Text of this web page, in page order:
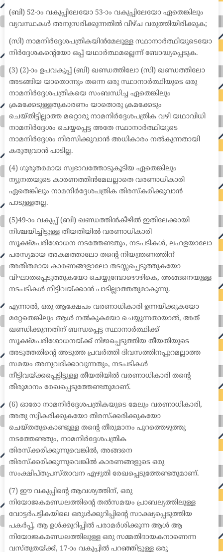
(ബി) 52-ാം വകുപ്പിലേയോ 53-ാം വകുപ്പിലേയോ ഏതെങ്കിലും
വ്യവസ്ഥകൾ അനുസരിക്കുന്നതിൽ വീഴ്ച വരുത്തിയിരിക്കുക;
(സി) നാമനിർദ്ദേശപത്രികയിൻമേലുള്ള സ്ഥാനാർത്ഥിയുടെയോ
നിർദ്ദേശകന്റെയോ ഒപ്പ് യഥാർത്ഥമല്ലെന്ന് ബോദ്ധ്യപ്പെടുക.
(3) (2)-ാം ഉപവകുപ്പ് (ബി) ഖണ്ഡത്തിലോ (സി) ഖണ്ഡത്തിലോ
അടങ്ങിയ യാതൊന്നും തന്നെ ഒരു സ്ഥാനാർത്ഥിയുടെ ഒരു
നാമനിർദ്ദേശപത്രികയെ സംബന്ധിച്ച ഏതെങ്കിലും
ക്രമക്കേടുള്ളതുകാരണം യാതൊരു ക്രമക്കേടും
ചെയ്തിട്ടില്ലാത്ത മറ്റൊരു നാമനിർദ്ദേശപത്രിക വഴി യഥാവിധി
നാമനിർദ്ദേശം ചെയ്യപ്പെട്ട അതേ സ്ഥാനാർത്ഥിയുടെ
നാമനിർദ്ദേശം നിരസിക്കുവാൻ അധികാരം നൽകുന്നതായി
കരുതുവാൻ പാടില്ല.
(4) ഗുരുതരമായ സ്വഭാവത്തോടുകൂടിയ ഏതെങ്കിലും
ന്യൂനതയുടെ കാരണത്തിൻമേലല്ലാതെ വരണാധികാരി
ഏതെങ്കിലും നാമനിർദ്ദേശപത്രിക തിരസ്കരിക്കുവാൻ
പാടുള്ളതല്ല.
(5)49-ാം വകുപ്പ് (ബി) ഖണ്ഡത്തിൻകീഴിൽ ഇതിലേക്കായി
നിശ്ചയിച്ചിട്ടുള്ള തീയതിയിൽ വരണാധികാരി
സൂക്ഷ്മപരിശോധന നടത്തേണ്ടതും, നടപടികൾ, ലഹളയാലോ
പരസ്യമായ അകമത്താലോ തന്റെ നിയന്ത്രണത്തിന്
അതീതമായ കാരണങ്ങളാലോ തടസ്സപ്പെടുത്തുകയോ
വിഘാതപ്പെടുത്തുകയോ ചെയ്യുമ്പോഴൊഴികെ, അങ്ങനെയുള്ള
നടപടികൾ നീട്ടിവയ്ക്കാൻ പാടില്ലാത്തതുമാകുന്നു.
എന്നാൽ, ഒരു ആക്ഷേപം വരണാധികാരി ഉന്നയിക്കുകയോ
മറ്റേതെങ്കിലും ആൾ നൽകുകയോ ചെയ്യുന്നതായാൽ, അത്
ഖണ്ഡിക്കുന്നതിന് ബന്ധപ്പെട്ട സ്ഥാനാർത്ഥിക്ക്
സൂക്ഷ്മപരിശോധനയ്ക്ക് നിജപ്പെടുത്തിയ തീയതിയുടെ
അടുത്തതിന്റെ അടുത്ത പ്രവർത്തി ദിവസത്തിനപ്പുറമല്ലാത്ത
സമയം അനുവദിക്കാവുന്നതും, നടപടികൾ
നീട്ടിവയ്ക്കപ്പെട്ടിട്ടുള്ള തീയതിയിൽ വരണാധികാരി തന്റെ
തീരുമാനം രേഖപ്പെടുത്തേണ്ടതുമാണ്.
(6) ഓരോ നാമനിർദ്ദേശപത്രികയുടെ മേലും വരണാധികാരി,
അതു സ്വീകരിക്കുകയോ തിരസ്ക്കരിക്കുകയോ
ചെയ്തതുകൊണ്ടുള്ള തന്റെ തീരുമാനം പുറത്തെഴുത്തു
നടത്തേണ്ടതും, നാമനിർദ്ദേശപത്രിക
തിരസ്ക്കരിക്കുന്നുവെങ്കിൽ, അങ്ങനെ
തിരസ്ക്കരിക്കുന്നുവെങ്കിൽ കാരണങ്ങളുടെ ഒരു
സംക്ഷിപ്തപ്രസ്താവന എഴുതി രേഖപ്പെടുത്തേണ്ടതുമാണ്.
(7) ഈ വകുപ്പിന്റെ ആവശ്യത്തിന്, ഒരു
നിയോജകമണ്ഡലത്തിന്റെ തൽസമയം പ്രാബല്യത്തിലുള്ള
വോട്ടർപട്ടികയിലെ ഒരുൾക്കുറിപ്പിന്റെ സാക്ഷ്യപ്പെടുത്തിയ
പകർപ്പ്, ആ ഉൾക്കുറിപ്പിൽ പരാമർശിക്കുന്ന ആൾ ആ
നിയോജകമണ്ഡലത്തിലുള്ള ഒരു സമ്മതിദായകനാണെന്ന
വസ്തുതയ്ക്ക്, 17-ാം വകുപ്പിൽ പറഞ്ഞിട്ടുള്ള ഒരു